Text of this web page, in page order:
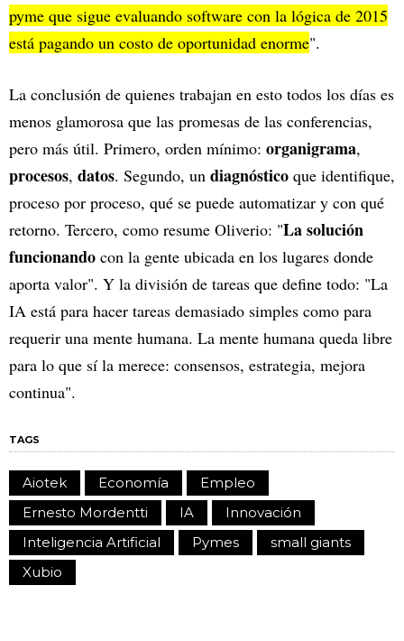
pyme que sigue evaluando software con la lógica de 2015
está pagando un costo de oportunidad enorme".
La conclusión de quienes trabajan en esto todos los días es
menos glamorosa que las promesas de las conferencias,
pero más útil. Primero, orden mínimo: organigrama,
procesos, datos. Segundo, un diagnóstico que identifique,
proceso por proceso, qué se puede automatizar y con qué
retorno. Tercero, como resume Oliverio: "La solución
funcionando con la gente ubicada en los lugares donde
aporta valor". Y la división de tareas que define todo: "La
IA está para hacer tareas demasiado simples como para
requerir una mente humana. La mente humana queda libre
para lo que sí la merece: consensos, estrategia, mejora
continua".
TAGS
Aiotek Economía
Empleo
Ernesto Mordentti
IA
Innovación
Inteligencia Artificial
Pymes
small giants
Xubio